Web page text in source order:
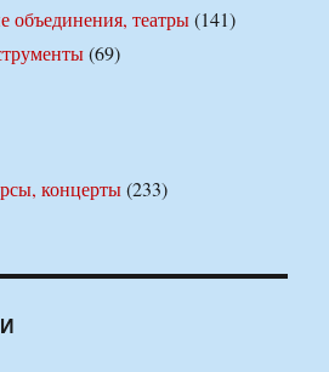
объединения, театры(141)
(69)
концерты(233)